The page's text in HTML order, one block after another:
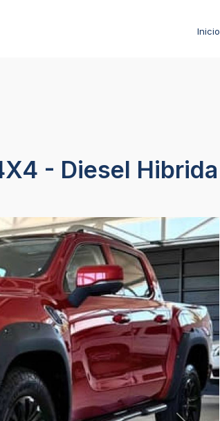
Inicio
- Diesel Hibrida